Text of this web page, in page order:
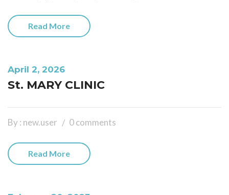
Read More
April 2, 2026
St. MARY CLINIC
By : new.user 0 comments
Read More